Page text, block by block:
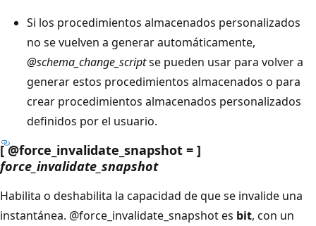
Si los procedimientos almacenados personalizados
no se vuelven a generar automáticamente,
@schema_change_scriptse pueden usar para volver a
generar estos procedimientos almacenados o para
crear procedimientos almacenados personalizados
definidos por el usuario.
[ @force_invalidate_snapshot = ]
force_invalidate_snapshot
Habilita o deshabilita la capacidad de que se invalide una
instantánea. @force_invalidate_snapshot es bit, con un